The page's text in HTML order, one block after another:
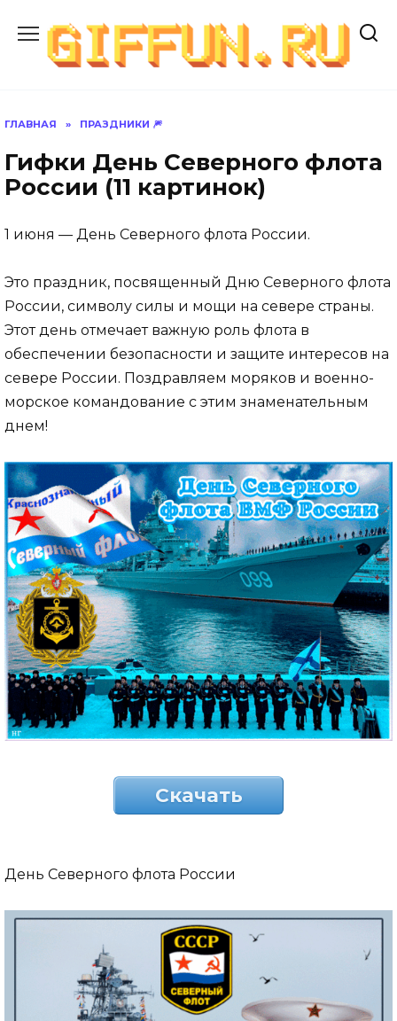
содержанию
ГЛАВНАЯ » ПРАЗДНИКИ 🎆
Гифки День Северного флота
России (11 картинок)
1 июня — День Северного флота России.
Это праздник, посвященный Дню Северного флота
России, символу силы и мощи на севере страны.
Этот день отмечает важную роль флота в
обеспечении безопасности и защите интересов на
севере России. Поздравляем моряков и военно-
морское командование с этим знаменательным
днем!
Скачать
День Северного флота России